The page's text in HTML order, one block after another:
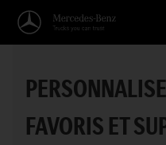
Applications
Thèmes
FAVORIS ET